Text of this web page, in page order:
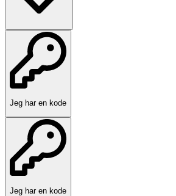
Jeg har en kode
Jeg har en kode